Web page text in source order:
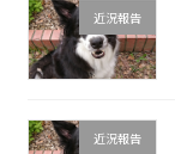
近況報告
近況報告